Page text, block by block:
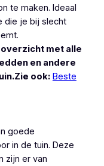
te maken. Ideaal
die je bij slecht
met alle
en andere
Zie ook: Beste
goede
in de tuin. Deze
zijn er van